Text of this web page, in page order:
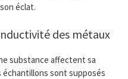
éclat.
des métaux
substance affectent sa
sont supposés